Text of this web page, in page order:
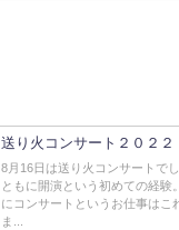
送り火コンサート２０２２
8月16日は送り火コンサートで
ともに開演という初めての経験
にコンサートというお仕事はこ
ま...